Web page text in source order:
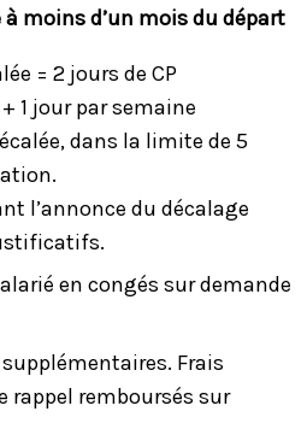
à moins d’un mois du départ
= 2 jours de CP
1 jour par semaine
dans la limite de 5
l’annonce du décalage
en congés sur demande
Frais
rappel remboursés sur